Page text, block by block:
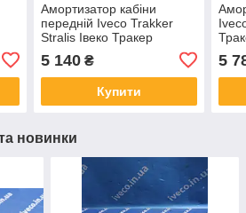
Амортизатор кабіни
передній Iveco Trakker
Stralis Івеко Тракер
500392873 504115380
CB0153
5 140₴
Купити
5
новинки